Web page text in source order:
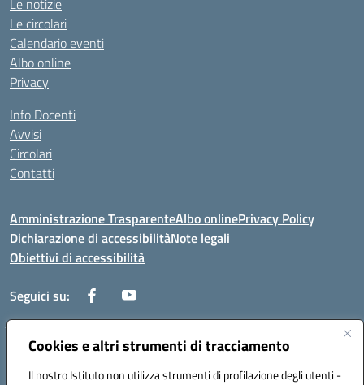
Cookies e altri strumenti di tracciamento
Il nostro Istituto non utilizza strumenti di profilazione degli utenti -
Le notizie
Le circolari
Calendario eventi
Albo online
Privacy
Info Docenti
Avvisi
Circolari
Contatti
Amministrazione TrasparenteAlbo onlinePrivacy Policy
Dichiarazione di accessibilitàNote legali
Obiettivi di accessibilità
Seguici su:
Corso Roma, 1 71100 FOGGIA (FG)
Codice meccanografico: FGPM03000E